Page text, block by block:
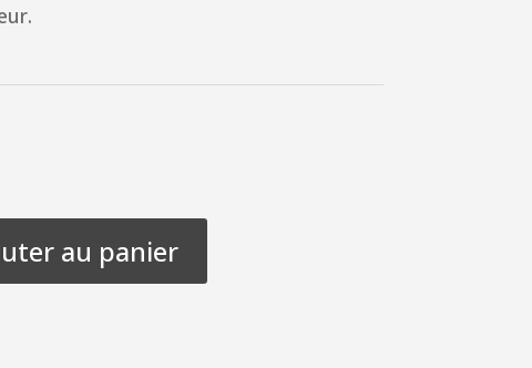
au panier